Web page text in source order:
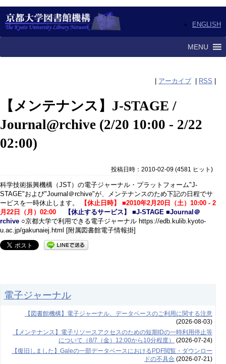
ENGLISH
MENU
アーカイブ RSS
【メンテナンス】J-STAGE /
Journal@rchive (2/20 10:00 - 2/22
02:00)
投稿日時：2010-02-09(4581 ヒット )
科学技術振興機構（JST）の電子ジャーナル・プラットフォーム"J-
STAGE"および"Journal＠rchive"が、メンテナンスのため下記の日程でサ
ービスを一時休止します。
【休止日時】 ■2010年2月20日（土）10:00 - 2
月22日（月）02:00
【休止するサービス】 ■J-STAGE ■Journal＠
rchive ○京都大学で利用できる電子ジャーナル https://edb.kulib.kyoto-
u.ac.jp/gakunaiej.html [附属図書館電子情報掛]
電子ジャーナル
【図書館機構】電子ジャーナル、データベースのご利用に関する注意
(2026-08-03)
【メンテナンス】電子リソースアクセスのための短期IDの一時利用停止等
について（8/7（金）12:00から10分程度）
(2026-07-24)
【復旧しました】Galeの一部データベースにおけるPDF閲覧・ダウンロー
ドの不具合 (2026-07-21)